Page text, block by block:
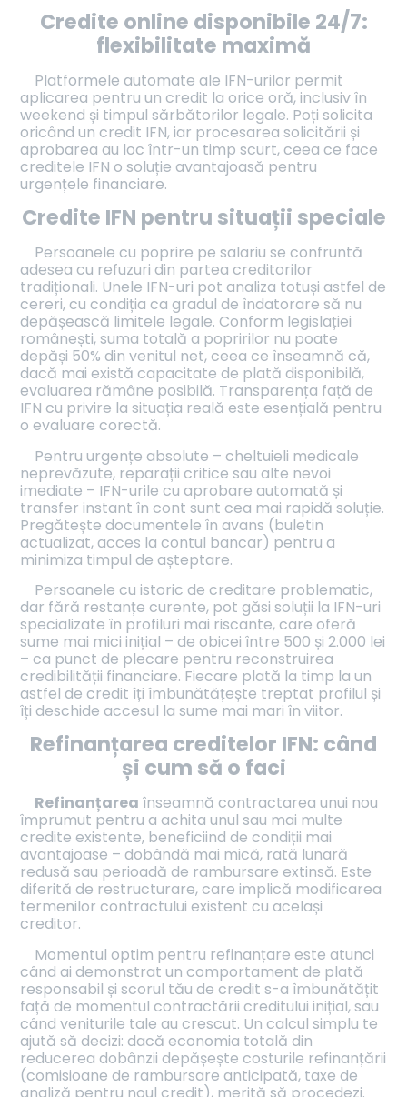
Credite online disponibile 24/7:
flexibilitate maximă
Platformele automate ale IFN-urilor permit
aplicarea pentru un credit la orice oră, inclusiv în
weekend și timpul sărbătorilor legale. Poți solicita
oricând un credit IFN, iar procesarea solicitării și
aprobarea au loc într-un timp scurt, ceea ce face
creditele IFN o soluție avantajoasă pentru
urgențele financiare.
Credite IFN pentru situații speciale
Persoanele cu poprire pe salariu se confruntă
adesea cu refuzuri din partea creditorilor
tradiționali. Unele IFN-uri pot analiza totuși astfel de
cereri, cu condiția ca gradul de îndatorare să nu
depășească limitele legale. Conform legislației
românești, suma totală a popririlor nu poate
depăși 50% din venitul net, ceea ce înseamnă că,
dacă mai există capacitate de plată disponibilă,
evaluarea rămâne posibilă. Transparența față de
IFN cu privire la situația reală este esențială pentru
o evaluare corectă.
Pentru urgențe absolute – cheltuieli medicale
neprevăzute, reparații critice sau alte nevoi
imediate – IFN-urile cu aprobare automată și
transfer instant în cont sunt cea mai rapidă soluție.
Pregătește documentele în avans (buletin
actualizat, acces la contul bancar) pentru a
minimiza timpul de așteptare.
Persoanele cu istoric de creditare problematic,
dar fără restanțe curente, pot găsi soluții la IFN-uri
specializate în profiluri mai riscante, care oferă
sume mai mici inițial – de obicei între 500 și 2.000 lei
– ca punct de plecare pentru reconstruirea
credibilității financiare. Fiecare plată la timp la un
astfel de credit îți îmbunătățește treptat profilul și
îți deschide accesul la sume mai mari în viitor.
Refinanțarea creditelor IFN: când
și cum să o faci
Refinanțarea înseamnă contractarea unui nou
împrumut pentru a achita unul sau mai multe
credite existente, beneficiind de condiții mai
avantajoase – dobândă mai mică, rată lunară
redusă sau perioadă de rambursare extinsă. Este
diferită de restructurare, care implică modificarea
termenilor contractului existent cu același
creditor.
Momentul optim pentru refinanțare este atunci
când ai demonstrat un comportament de plată
responsabil și scorul tău de credit s-a îmbunătățit
față de momentul contractării creditului inițial, sau
când veniturile tale au crescut. Un calcul simplu te
ajută să decizi: dacă economia totală din
reducerea dobânzii depășește costurile refinanțării
(comisioane de rambursare anticipată, taxe de
analiză pentru noul credit), merită să procedezi.